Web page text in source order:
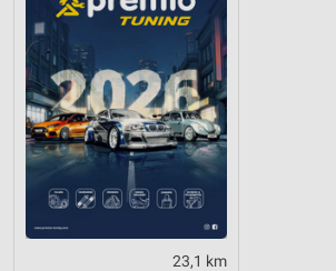
23,1 km
IAB-Besonderheiten:
Verwendung genauer Standortdaten
Geräte anhand von aktiv angeforderten
Informationen identifizieren
Nicht-IAB-Verarbeitungszwecke:
Performance